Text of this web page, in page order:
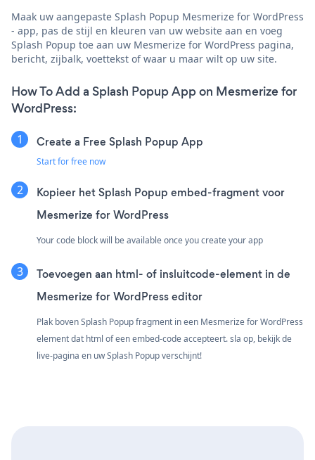
Maak uw aangepaste Splash Popup Mesmerize for WordPress
- app, pas de stijl en kleuren van uw website aan en voeg
Splash Popup toe aan uw Mesmerize for WordPress pagina,
bericht, zijbalk, voettekst of waar u maar wilt op uw site.
How To Add a Splash Popup App on Mesmerize for
WordPress:
Create a Free Splash Popup App
Start for free now
Kopieer het Splash Popup embed-fragment voor
Mesmerize for WordPress
Your code block will be available once you create your app
Toevoegen aan html- of insluitcode-element in de
Mesmerize for WordPress editor
Plak boven Splash Popup fragment in een Mesmerize for WordPress
element dat html of een embed-code accepteert. sla op, bekijk de
live-pagina en uw Splash Popup verschijnt!